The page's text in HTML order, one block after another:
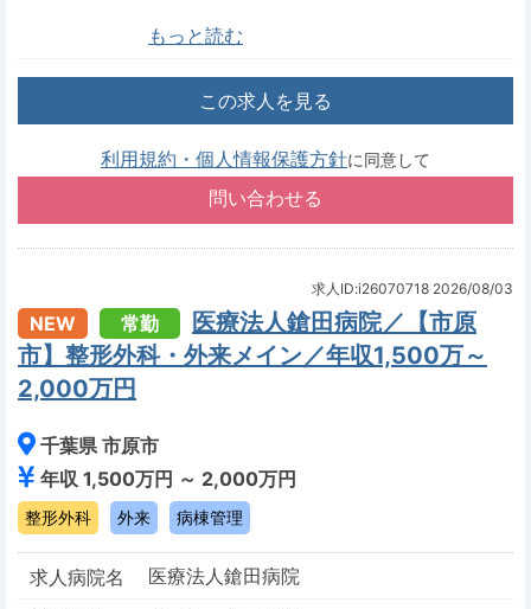
もっと読む
この求人を見る
利用規約・個人情報保護方針に同意して
求人ID:i26070718 2026/08/03
NEW 常勤
医療法人鎗田病院／【市原
市】整形外科・外来メイン／年収1,500万～
2,000万円
千葉県 市原市
年収 1,500万円 ～ 2,000万円
整形外科 外来 病棟管理
求人病院名
医療法人鎗田病院